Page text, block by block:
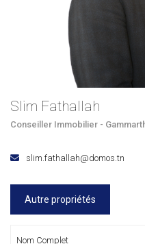
Slim Fathallah
Conseiller Immobilier -
slim.fathallah@domos.tn
Autre propriétés